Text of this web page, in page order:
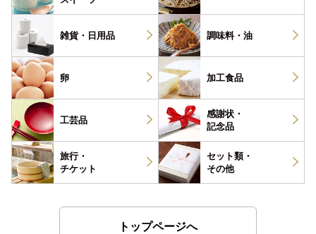
雑貨・ 日用品 調味料・ 油
卵 加工食品
工芸品
感謝状・
記念品
旅行・
チケット
セット類・
その他
トップページへ